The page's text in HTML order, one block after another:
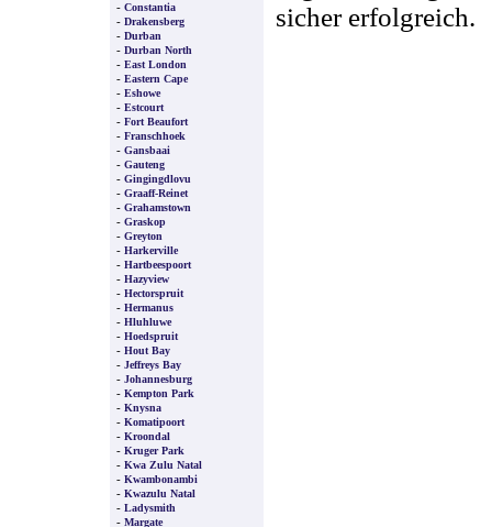
- Constantia
- Drakensberg
- Durban
- Durban North
- East London
- Eastern Cape
- Eshowe
- Estcourt
- Fort Beaufort
- Franschhoek
- Gansbaai
- Gauteng
- Gingingdlovu
- Graaff-Reinet
- Grahamstown
- Graskop
- Greyton
- Harkerville
- Hartbeespoort
- Hazyview
- Hectorspruit
- Hermanus
- Hluhluwe
- Hoedspruit
- Hout Bay
- Jeffreys Bay
- Johannesburg
- Kempton Park
- Knysna
- Komatipoort
- Kroondal
- Kruger Park
- Kwa Zulu Natal
- Kwambonambi
- Kwazulu Natal
- Ladysmith
- Margate
sicher erfolgreich.